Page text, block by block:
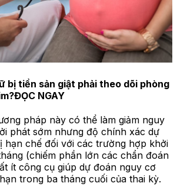
bị tiền sản giật phải theo dõi phòng
ĐỌC NGAY
pháp này có thể làm giảm nguy
phát sớm nhưng độ chính xác dự
hạn chế đối với các trường hợp khởi
(chiếm phần lớn các chẩn đoán
ít công cụ giúp dự đoán nguy cơ
trong ba tháng cuối của thai kỳ.